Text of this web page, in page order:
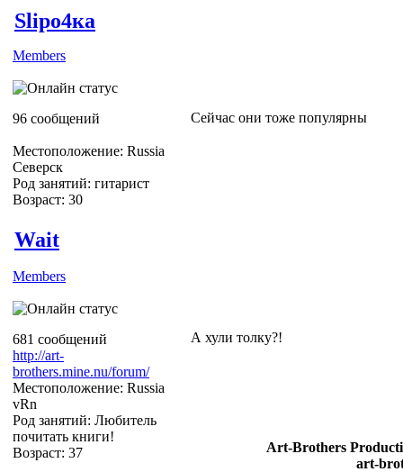
Slipо4ка
Members
96 сообщений
Местоположение: Russia
Северск
Род занятий: гитарист
Возраст: 30
Сейчас они тоже популярны
Wait
Members
681 сообщений
http://art-
brothers.mine.nu/forum/
Местоположение: Russia
vRn
Род занятий: Любитель
почитать книги!
Возраст: 37
А хули толку?!
Art-Brothers
art-